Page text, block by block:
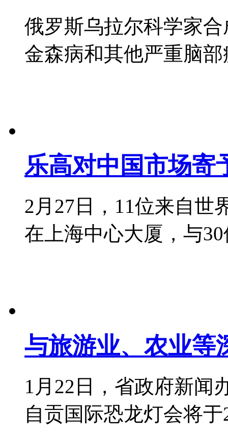
俄罗斯乌拉尔科学家
金森病和其他严重脑
乐高对中国市场寄
2月27日，11位来自世
在上海中心大厦，与
与旅游业、农业等
1月22日，省政府新闻
自贡国际恐龙灯会将于